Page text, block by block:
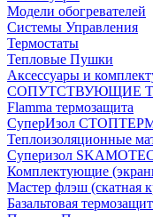
Модели обогревателей
Системы Управления
Термостаты
Тепловые Пушки
Аксессуары и
СОПУТСТВУЮЩИЕ
Flamma термозащита
СуперИзол
Теплоизоляционные
Суперизол
Комплектующие
Мастер флэш (скатная
Базальтовая